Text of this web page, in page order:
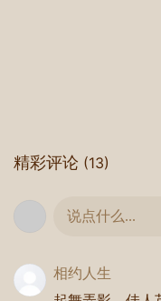
精彩评论 (13)
说点什么...
相约人生